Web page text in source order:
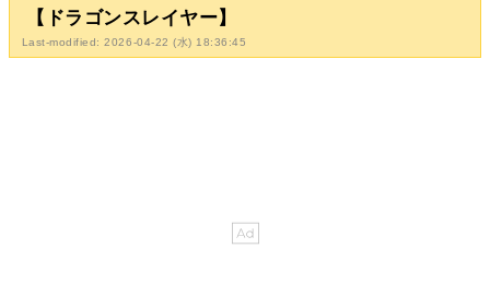
【ドラゴンスレイヤー】
Last-modified: 2026-04-22 (水) 18:36:45